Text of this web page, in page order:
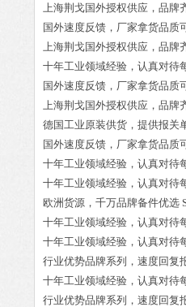
上海荆戈国外授权供应，品牌
国外速度反馈，厂家拿货品质
上海荆戈国外授权供应，品牌
十年工业领域经验，认真对待
国外速度反馈，厂家拿货品质
上海荆戈国外授权供应，品牌
德国工业原装供货，提供报关
国外速度反馈，厂家拿货品质
十年工业领域经验，认真对待
十年工业领域经验，认真对待
欧洲货源，千万品牌备件优选
十年工业领域经验，认真对待
十年工业领域经验，认真对待
行业优势品牌系列，速度回复
十年工业领域经验，认真对待
行业优势品牌系列，速度回复